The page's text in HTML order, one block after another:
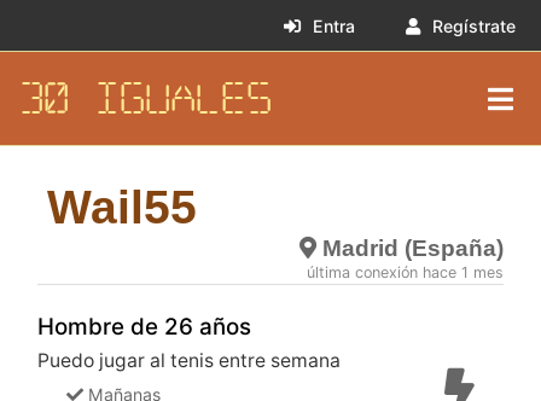
Entra Regístrate
30 IGUALES
Wail55
Madrid (España)
última conexión hace 1 mes
Hombre de 26 años
Puedo jugar al tenis entre semana
Mañanas